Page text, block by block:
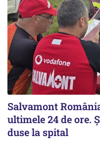
Salvamont
ultimele 24 de ore.
duse la spital